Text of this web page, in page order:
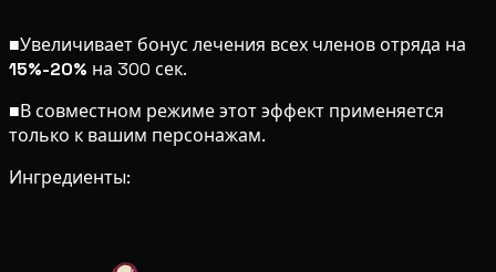
■Увеличивает бонус лечения всех членов отряда на
15%-20% на 300 сек.
■В совместном режиме этот эффект применяется
только к вашим персонажам.
Ингредиенты: